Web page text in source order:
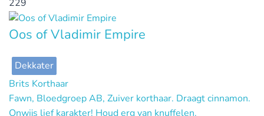
229
Oos of Vladimir Empire
Dekkater
Brits Korthaar
Fawn, Bloedgroep AB, Zuiver korthaar. Draagt cinnamon.
Onwijs lief karakter! Houd erg van knuffelen.